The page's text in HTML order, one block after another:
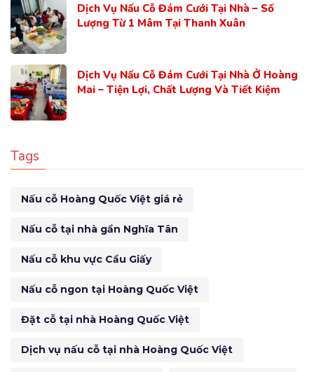
Dịch Vụ Nấu Cỗ Đám Cưới Tại Nhà – Số
Lượng Từ 1 Mâm Tại Thanh Xuân
Dịch Vụ Nấu Cỗ Đám Cưới Tại Nhà Ở Hoàng
Mai – Tiện Lợi, Chất Lượng Và Tiết Kiệm
Tags
Nấu cỗ Hoàng Quốc Việt giá rẻ
Nấu cỗ tại nhà gần Nghĩa Tân
Nấu cỗ khu vực Cầu Giấy
Nấu cỗ ngon tại Hoàng Quốc Việt
Đặt cỗ tại nhà Hoàng Quốc Việt
Dịch vụ nấu cỗ tại nhà Hoàng Quốc Việt